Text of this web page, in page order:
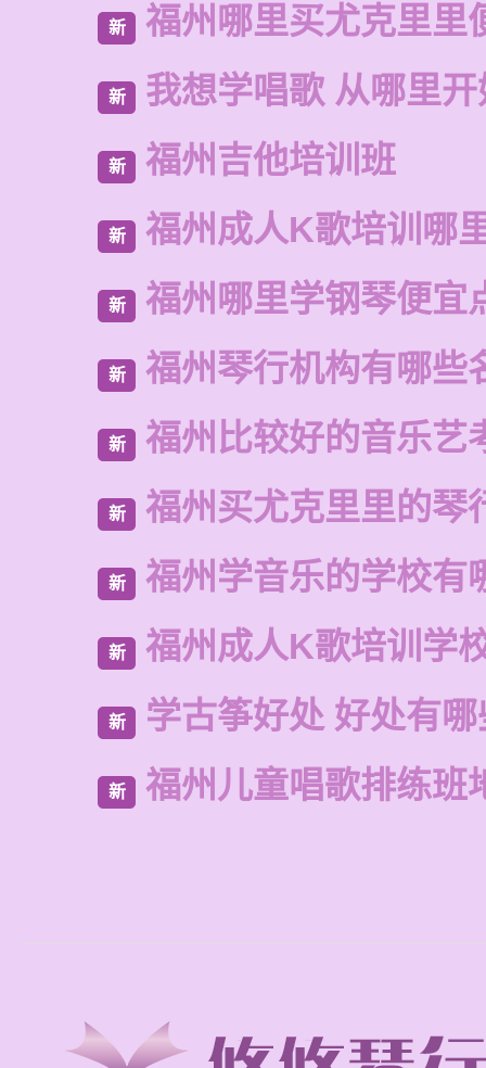
新 福州哪里买尤克里里
新 我想学唱歌 从哪里开
新 福州吉他培训班
新 福州成人K歌培训哪
新 福州哪里学钢琴便宜
新 福州琴行机构有哪些
新 福州比较好的音乐艺
新 福州买尤克里里的琴
新 福州学音乐的学校有
新 福州成人K歌培训学
新 学古筝好处 好处有哪
新 福州儿童唱歌排练班